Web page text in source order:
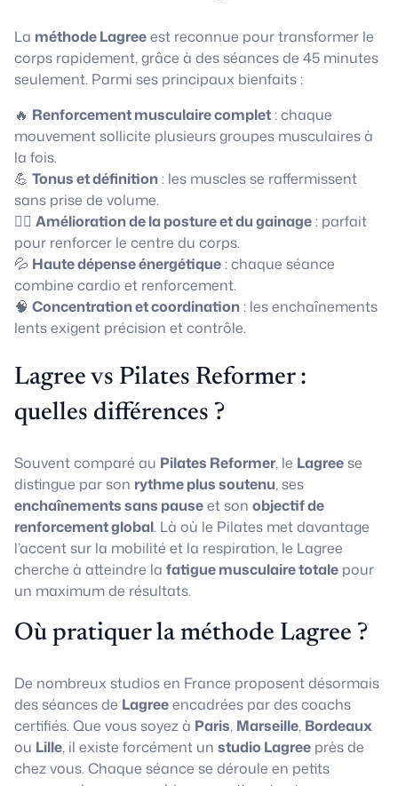
La méthode Lagreeest reconnue pour transformer le
corps rapidement, grâce à des séances de 45 minutes
seulement. Parmi ses principaux bienfaits :
🔥 Renforcement musculaire complet: chaque
mouvement sollicite plusieurs groupes musculaires à
la fois.
💪 Tonus et définition: les muscles se raffermissent
sans prise de volume.
🧘‍♀️ Amélioration de la posture et du gainage: parfait
pour renforcer le centre du corps.
💦 Haute dépense énergétique: chaque séance
combine cardio et renforcement.
🧠 Concentration et coordination: les enchaînements
lents exigent précision et contrôle.
Lagree vs Pilates Reformer :
quelles différences ?
Souvent comparé au Pilates Reformer, le Lagree se
distingue par son rythme plus soutenu, ses
enchaînements sans pauseet son objectif de
renforcement global. Là où le Pilates met davantage
l’accent sur la mobilité et la respiration, le Lagree
cherche à atteindre la fatigue musculaire totale pour
un maximum de résultats.
Où pratiquer la méthode Lagree ?
De nombreux studios en France proposent désormais
des séances de Lagreeencadrées par des coachs
certifiés. Que vous soyez à Paris, Marseille, Bordeaux
ou Lille, il existe forcément un studio Lagree près de
chez vous. Chaque séance se déroule en petits